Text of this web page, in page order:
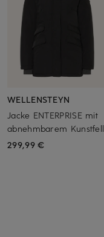
WELLENSTEYN
Jacke ENTERPRISE mit
abnehmbarem Kunstfell
299,99 €